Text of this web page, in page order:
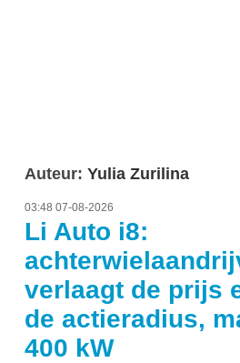
Auteur: Yulia Zurilina
03:48 07-08-2026
Li Auto i8:
verlaagt de prijs
de actieradius,
400 kW